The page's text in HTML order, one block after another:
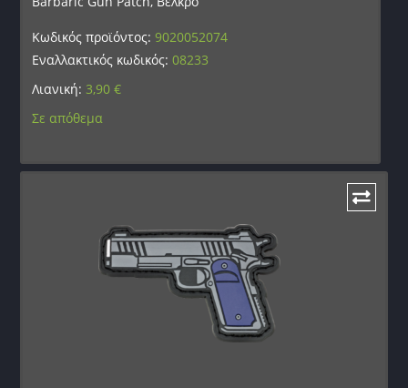
Κωδικός προϊόντος:9020052074
Εναλλακτικός κωδικός:08233
Λιανική: 3,90€
Σε απόθεμα